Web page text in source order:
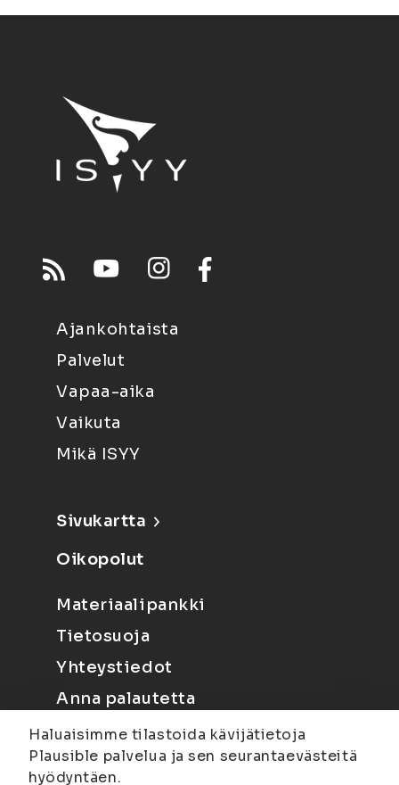
Ajankohtaista
Palvelut
Vapaa-aika
Vaikuta
Mikä ISYY
Sivukartta
Oikopolut
Materiaalipankki
Tietosuoja
Yhteystiedot
Anna palautetta
Haluaisimme tilastoida kävijätietoja
Plausible palvelua ja sen seurantaevästeitä
hyödyntäen.